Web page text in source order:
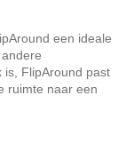
een ideale
is, FlipAround past
ruimte naar een